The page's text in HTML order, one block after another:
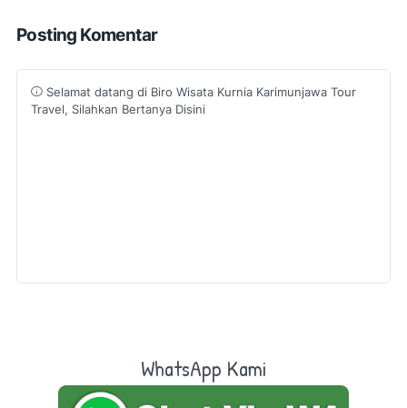
Posting Komentar
Selamat datang di Biro Wisata Kurnia Karimunjawa Tour
Travel, Silahkan Bertanya Disini
WhatsApp Kami